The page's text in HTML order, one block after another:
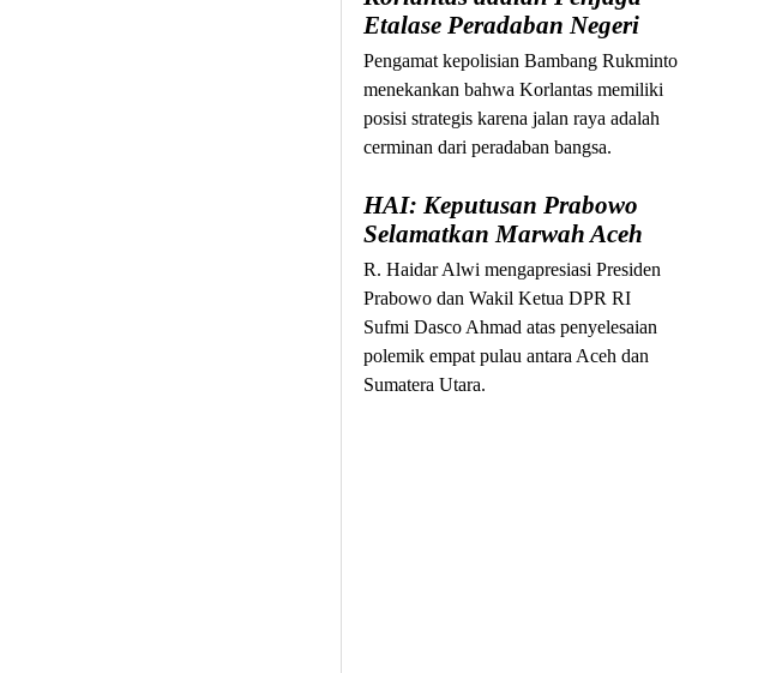
Etalase Peradaban Negeri
Pengamat kepolisian Bambang Rukminto
menekankan bahwa Korlantas memiliki
posisi strategis karena jalan raya adalah
cerminan dari peradaban bangsa.
HAI: Keputusan Prabowo
Selamatkan Marwah Aceh
R. Haidar Alwi mengapresiasi Presiden
Prabowo dan Wakil Ketua DPR RI
Sufmi Dasco Ahmad atas penyelesaian
polemik empat pulau antara Aceh dan
Sumatera Utara.